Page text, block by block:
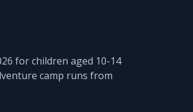
for children aged 10-14
camp runs from